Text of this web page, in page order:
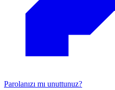
Parolanızı mı unuttunuz?